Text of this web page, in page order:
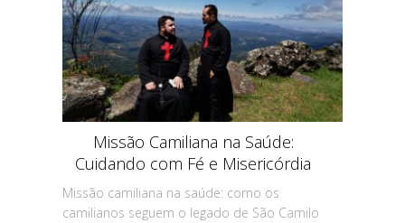
Missão Camiliana na Saúde:
Cuidando com Fé e Misericórdia
Missão camiliana na saúde: como os
camilianos seguem o legado de São Camilo